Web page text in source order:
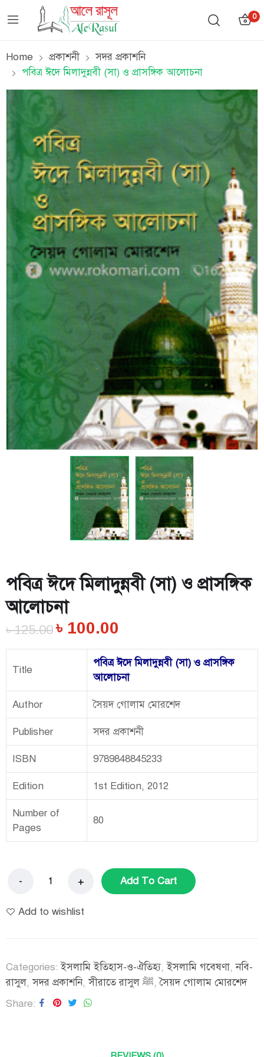
0
Home প্রকাশনী
সদর প্রকাশনি
পবিত্র ঈদে মিলাদুন্নবী (সা) ও প্রাসঙ্গিক আলোচনা
পবিত্র ঈদে মিলাদুন্নবী (সা) ও প্রাসঙ্গিক
আলোচনা
৳125.00 ৳ 100.00
Title
পবিত্র ঈদে মিলাদুন্নবী (সা) ও প্রাসঙ্গিক
আলোচনা
Author সৈয়দ গোলাম মোরশেদ
Publisher সদর প্রকাশনী
ISBN 9789848845233
Edition 1st Edition, 2012
Number of
Pages
80
Add To Cart
Add to wishlist
Categories:ইসলামি ইতিহাস-ও-ঐতিহ্য,ইসলামি গবেষণা,নবি-
রাসুল,সদর প্রকাশনি, সীরাতে রাসুল ﷺ,সৈয়দ গোলাম মোরশেদ
Share